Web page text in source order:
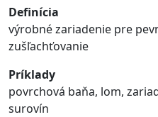
Definícia
výrobné zariadenie pre
zušľachťovanie
Príklady
povrchová baňa, lom,
surovín